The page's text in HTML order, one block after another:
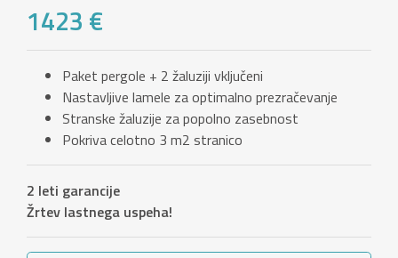
1423 €
Paket pergole + 2 žaluziji vključeni
Nastavljive lamele za optimalno prezračevanje
Stranske žaluzije za popolno zasebnost
Pokriva celotno 3 m2 stranico
2 leti garancije
Žrtev lastnega uspeha!